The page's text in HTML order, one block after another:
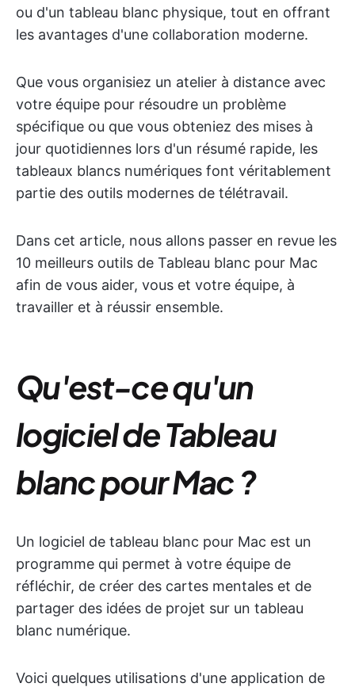
ou d'un tableau blanc physique, tout en offrant
les avantages d'une collaboration moderne.
Que vous organisiez un atelier à distance avec
votre équipe pour résoudre un problème
spécifique ou que vous obteniez des mises à
jour quotidiennes lors d'un résumé rapide, les
tableaux blancs numériques font véritablement
partie des outils modernes de télétravail.
Dans cet article, nous allons passer en revue les
10 meilleurs outils de Tableau blanc pour Mac
afin de vous aider, vous et votre équipe, à
travailler et à réussir ensemble.
Qu'est-ce qu'un
logiciel de Tableau
blanc pour Mac ?
Un logiciel de tableau blanc pour Mac est un
programme qui permet à votre équipe de
réfléchir, de créer des cartes mentales et de
partager des idées de projet sur un tableau
blanc numérique.
Voici quelques utilisations d'une application de